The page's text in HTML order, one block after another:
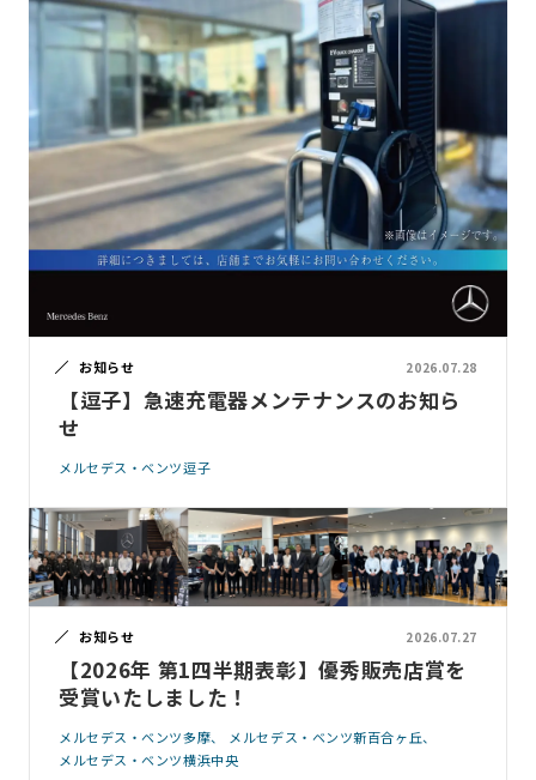
お知らせ 2026.07.28
【逗子】急速充電器メンテナンスのお知ら
せ
メルセデス・ベンツ逗子
お知らせ 2026.07.27
【2026年 第1四半期表彰】優秀販売店賞を
受賞いたしました！
メルセデス・ベンツ多摩
メルセデス・ベンツ新百合ヶ丘
メルセデス・ベンツ横浜中央